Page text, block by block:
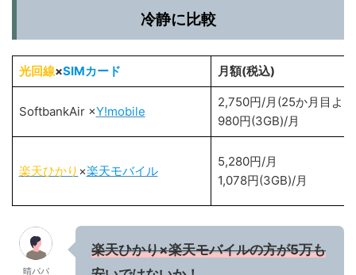
冷静に比較
光回線×SIMカード 月額(税込)
SoftbankAir ×Y!mobile
2,750円/月(25か月目よ
980円(3GB)/月
楽天ひかり ×楽天モバイル
5,280円/月
1,078円(3GB)/月
晴パパ
楽天ひかり×楽天モバイルの方が5万も